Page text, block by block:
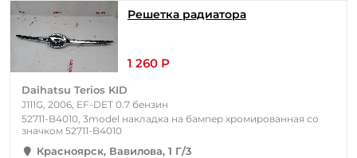
Решетка радиатора
1 260 Р
Daihatsu Terios KID
J111G, 2006, EF-DET 0.7 бензин
52711-B4010, 3model накладка на бампер хромированная со
значком 52711-B4010
Красноярск, Вавилова, 1 Г/3